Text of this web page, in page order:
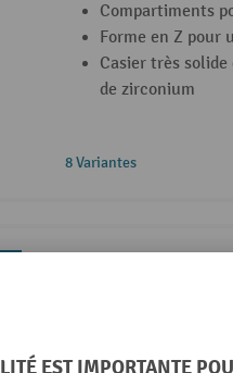
Compartiments
Forme en Z pour
Casier très
de zirconium
8 Variantes
Steinbock® casier
Zones séparées
Casier très